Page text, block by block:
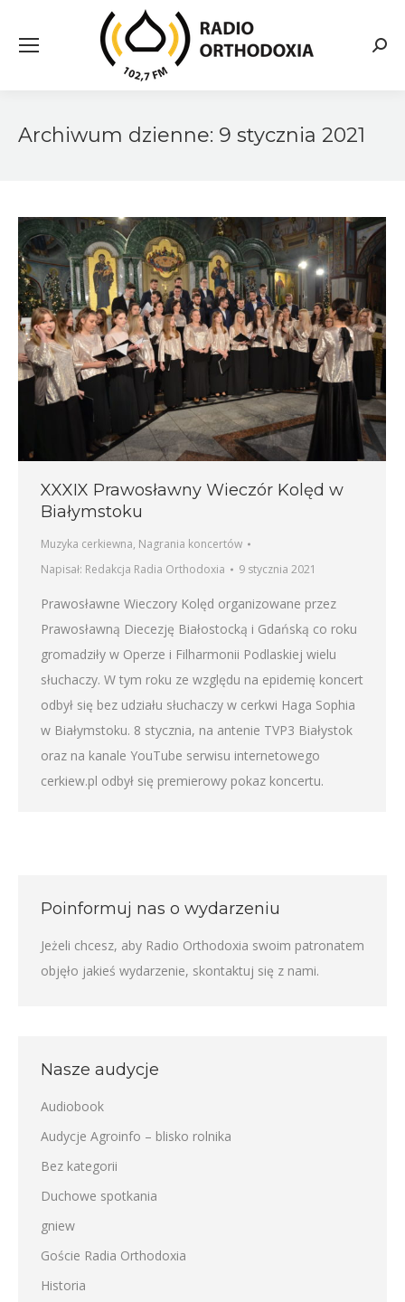
Archiwum dzienne: 9 stycznia 2021
XXXIX Prawosławny Wieczór Kolęd w
Białymstoku
Muzyka cerkiewna, Nagrania koncertów
Napisał: Redakcja Radia Orthodoxia 9 stycznia 2021
Prawosławne Wieczory Kolęd organizowane przez
Prawosławną Diecezję Białostocką i Gdańską co roku
gromadziły w Operze i Filharmonii Podlaskiej wielu
słuchaczy. W tym roku ze względu na epidemię koncert
odbył się bez udziału słuchaczy w cerkwi Haga Sophia
w Białymstoku. 8 stycznia, na antenie TVP3 Białystok
oraz na kanale YouTube serwisu internetowego
cerkiew.pl odbył się premierowy pokaz koncertu.
Poinformuj nas o wydarzeniu
Jeżeli chcesz, aby Radio Orthodoxia swoim patronatem
objęło jakieś wydarzenie, skontaktuj się z nami.
Nasze audycje
Audiobook
Audycje Agroinfo – blisko rolnika
Bez kategorii
Duchowe spotkania
gniew
Goście Radia Orthodoxia
Historia